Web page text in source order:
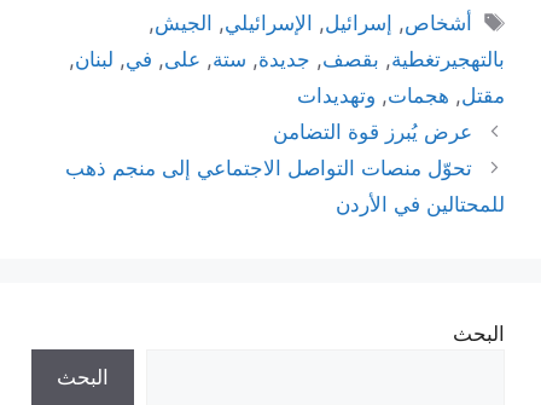
الوسوم
أشخاص, إسرائيل, الإسرائيلي, الجيش,
بالتهجيرتغطية, بقصف, جديدة, ستة, على, في, لبنان,
مقتل, هجمات, وتهديدات
عرض يُبرز قوة التضامن
تحوّل منصات التواصل الاجتماعي إلى منجم ذهب
للمحتالين في الأردن
البحث
البحث